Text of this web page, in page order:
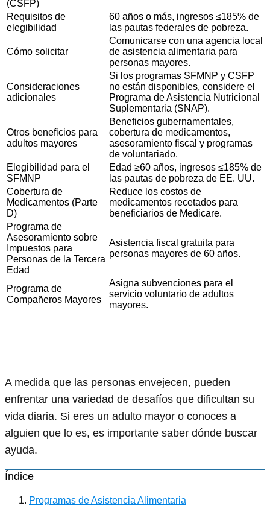
A medida que las personas envejecen, pueden
enfrentar una variedad de desafíos que dificultan su
vida diaria. Si eres un adulto mayor o conoces a
alguien que lo es, es importante saber dónde buscar
ayuda.
Índice
Programas de Asistencia Alimentaria
(CSFP)
Requisitos de
elegibilidad
60 años o más, ingresos ≤185% de
las pautas federales de pobreza.
Cómo solicitar
Comunicarse con una agencia local
de asistencia alimentaria para
personas mayores.
Consideraciones
adicionales
Si los programas SFMNP y CSFP
no están disponibles, considere el
Programa de Asistencia Nutricional
Suplementaria (SNAP).
Otros beneficios para
adultos mayores
Beneficios gubernamentales,
cobertura de medicamentos,
asesoramiento fiscal y programas
de voluntariado.
Elegibilidad para el
SFMNP
Edad ≥60 años, ingresos ≤185% de
las pautas de pobreza de EE. UU.
Cobertura de
Medicamentos (Parte
D)
Reduce los costos de
medicamentos recetados para
beneficiarios de Medicare.
Programa de
Asesoramiento sobre
Impuestos para
Personas de la Tercera
Edad
Asistencia fiscal gratuita para
personas mayores de 60 años.
Programa de
Compañeros Mayores
Asigna subvenciones para el
servicio voluntario de adultos
mayores.